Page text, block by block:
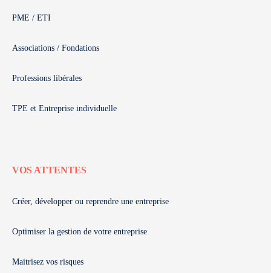
PME / ETI
Associations / Fondations
Professions libérales
TPE et Entreprise individuelle
VOS ATTENTES
Créer, développer ou reprendre une entreprise
Optimiser la gestion de votre entreprise
Maitrisez vos risques